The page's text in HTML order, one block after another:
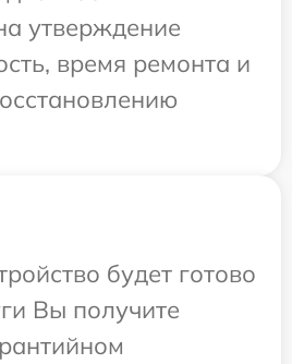
утверждение
время ремонта и
будет готово
Вы получите